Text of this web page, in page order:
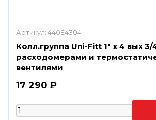
Артикул: 440E4304
Колл.группа Uni-Fitt 1" х 4 вых 3/
расходомерами и
вентилями
17 290 ₽